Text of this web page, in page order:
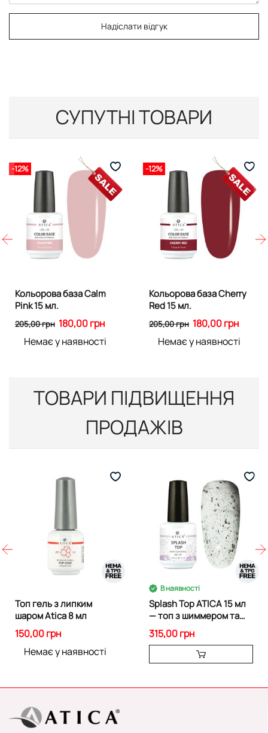
Надіслати відгук
СУПУТНІ ТОВАРИ
-12%
Кольорова база Calm
Pink 15 мл.
180,00 грн
205,00 грн
Немає у наявності
-12%
Кольорова база Cherry
Red 15 мл.
180,00 грн
205,00 грн
Немає у наявності
ТОВАРИ ПІДВИЩЕННЯ
ПРОДАЖІВ
Топ гель з липким
шаром Atica 8 мл
150,00 грн
Немає у наявності
В наявності
Splash Top ATICA 15 мл
— топ з шиммером та
слюдою
315,00 грн